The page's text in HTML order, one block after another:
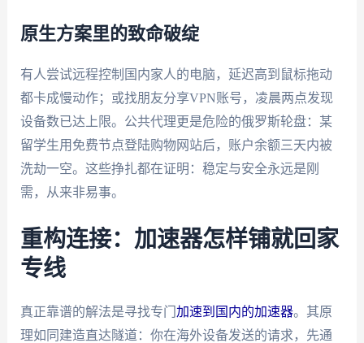
原生方案里的致命破绽
有人尝试远程控制国内家人的电脑，延迟高到鼠标拖动
都卡成慢动作；或找朋友分享VPN账号，凌晨两点发现
设备数已达上限。公共代理更是危险的俄罗斯轮盘：某
留学生用免费节点登陆购物网站后，账户余额三天内被
洗劫一空。这些挣扎都在证明：稳定与安全永远是刚
需，从来非易事。
重构连接：加速器怎样铺就回家
专线
真正靠谱的解法是寻找专门 加速到国内的加速器。其原
理如同建造直达隧道：你在海外设备发送的请求，先通